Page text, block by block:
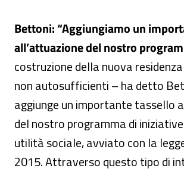
Bettoni: “Aggiungiamo un
all’attuazione del nostro
costruzione della nuova
non autosufficienti – ha detto
aggiunge un importante tassello
del nostro programma di
utilità sociale, avviato con la
2015. Attraverso questo tipo di